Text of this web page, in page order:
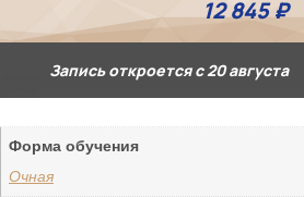
12 845₽
Запись откроется с 20 августа
Форма обучения
Очная